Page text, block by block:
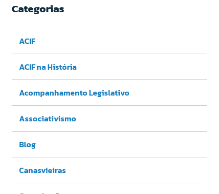
Categorias
ACIF
ACIF na História
Acompanhamento Legislativo
Associativismo
Blog
Canasvieiras